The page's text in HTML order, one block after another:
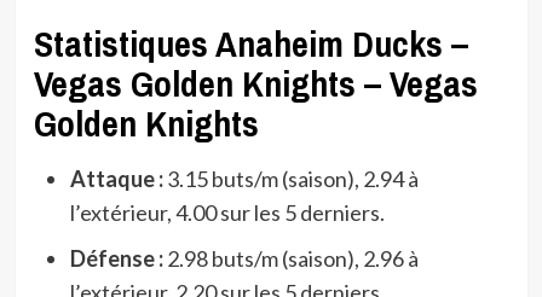
Statistiques Anaheim Ducks –
Vegas Golden Knights – Vegas
Golden Knights
Attaque :3.15 buts/m (saison), 2.94 à
l’extérieur, 4.00 sur les 5 derniers.
Défense :2.98 buts/m (saison), 2.96 à